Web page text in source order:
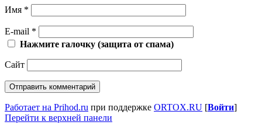
Имя *
E-mail *
Нажмите галочку (защита от спама)
Сайт
Работает на Prihod.ru при поддержке ORTOX.RU [Войти]
Перейти к верхней панели